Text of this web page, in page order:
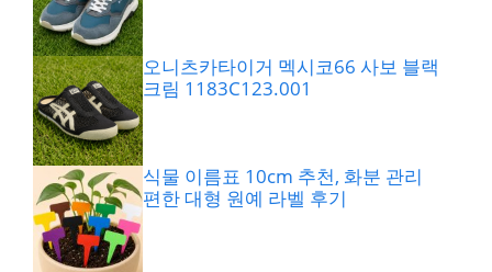
오니츠카타이거 멕시코66 사보 블랙
크림 1183C123.001
식물 이름표 10cm 추천, 화분 관리
편한 대형 원예 라벨 후기